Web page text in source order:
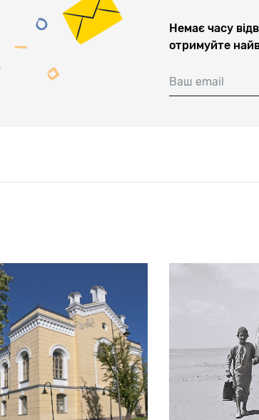
Немає часу
отримуйте
Ваш email